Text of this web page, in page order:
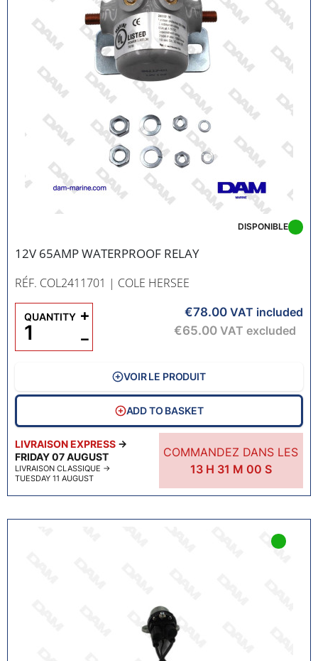
12V 65AMP WATERPROOF RELAY
RÉF. COL2411701 | COLE HERSEE
LIVRAISON EXPRESS →
FRIDAY 07 AUGUST
LIVRAISON CLASSIQUE →
TUESDAY 11 AUGUST
COMMANDEZ DANS LES
13H 30 M59 S
DISPONIBLE
€78.00 VAT included
€65.00 VAT excluded
QUANTITY
−
+
VOIR LE PRODUIT
ADD TO BASKET